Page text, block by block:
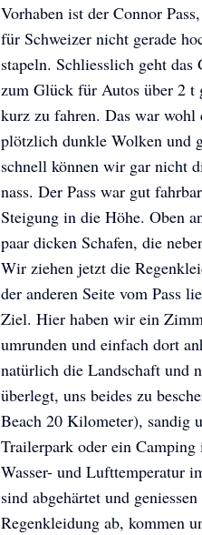
Vorhaben ist der Connor
für Schweizer nicht gerade
stapeln. Schliesslich geht
zum Glück für Autos über 2 t
kurz zu fahren. Das war wohl
plötzlich dunkle Wolken und
schnell können wir gar nicht
nass. Der Pass war gut
Steigung in die Höhe. Oben
paar dicken Schafen, die
Wir ziehen jetzt die
der anderen Seite vom Pass
Ziel. Hier haben wir ein
umrunden und einfach dort
natürlich die Landschaft und
überlegt, uns beides zu
Beach 20 Kilometer), sandig
Trailerpark oder ein
Wasser- und Lufttemperatur
sind abgehärtet und
Regenkleidung ab, kommen